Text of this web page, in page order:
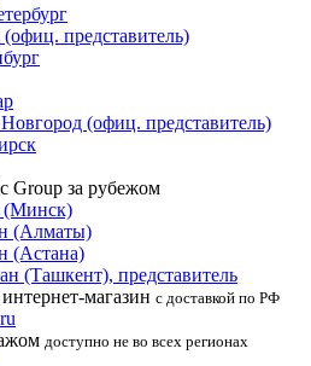
представитель)
(офиц. представитель)
Group за рубежом
(Минск)
(Алматы)
(Астана)
(Ташкент), представитель
магазин с доставкой по РФ
доступно не во всех регионах